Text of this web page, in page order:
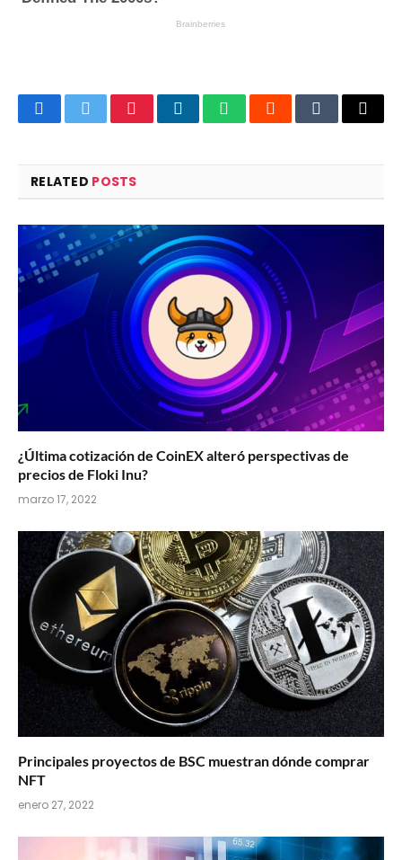
FacebookTwitterPinterestLinkedInWhatsAppRedditTumblrEmail
RELATED POSTS
¿Última cotización de CoinEX alteró perspectivas de
precios de Floki Inu?
marzo 17, 2022
Principales proyectos de BSC muestran dónde comprar
NFT
enero 27, 2022